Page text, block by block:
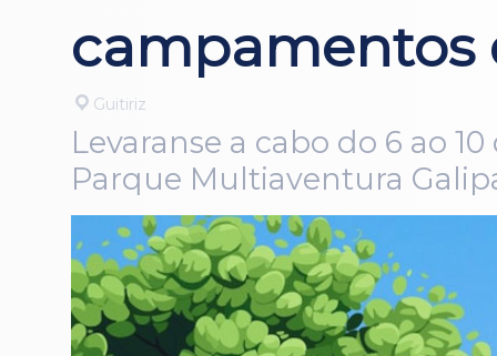
campamentos
Guitiriz
Levaranse a cabo do 6 ao
Parque Multiaventura